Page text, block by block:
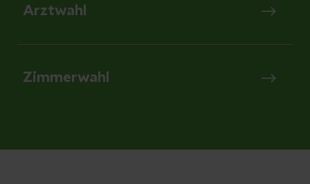
Arztwahl
Zimmerwahl